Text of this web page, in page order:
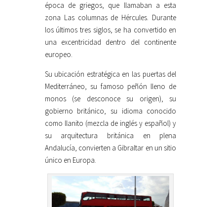
época de griegos, que llamaban a esta
zona Las columnas de Hércules. Durante
los últimos tres siglos, se ha convertido en
una excentricidad dentro del continente
europeo.
Su ubicación estratégica en las puertas del
Mediterráneo, su famoso peñón lleno de
monos (se desconoce su origen), su
gobierno británico, su idioma conocido
como llanito (mezcla de inglés y español) y
su arquitectura británica en plena
Andalucía, convierten a Gibraltar en un sitio
único en Europa.